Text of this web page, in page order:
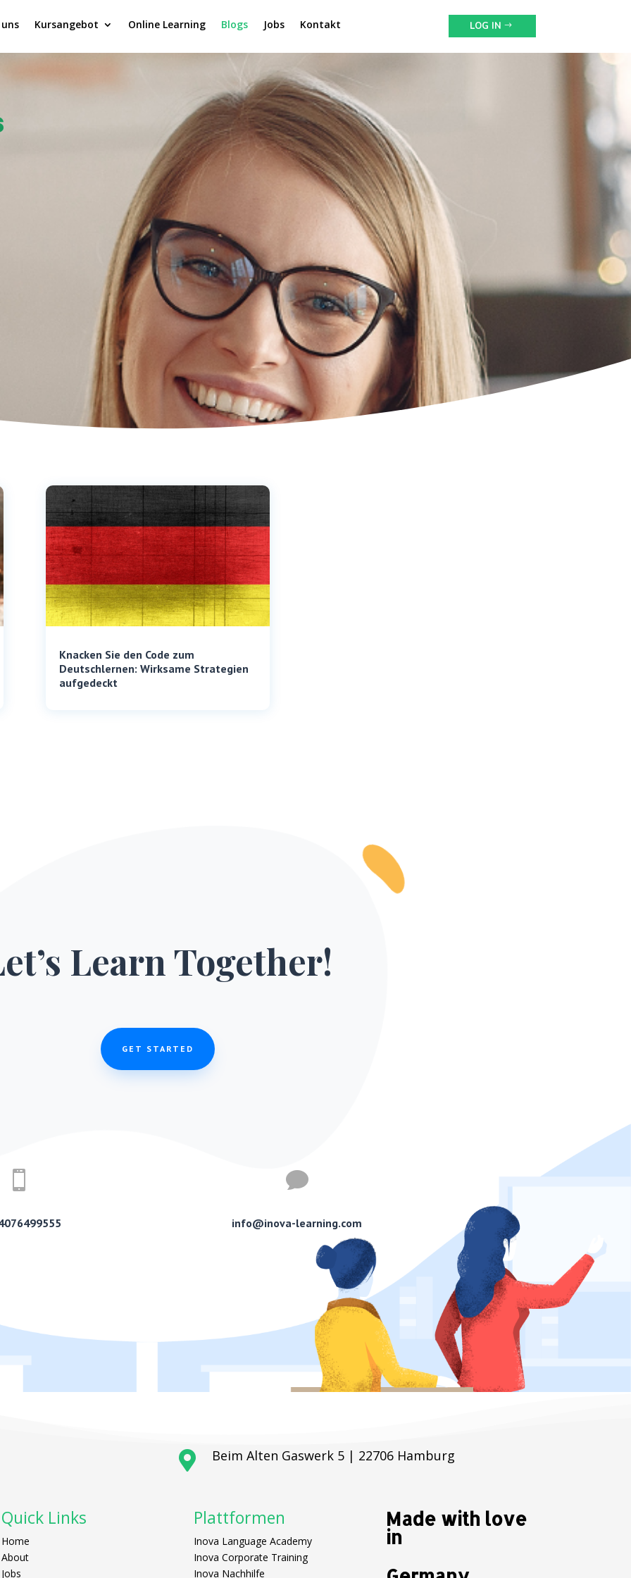
Kursangebot Online Learning Blogs Jobs Kontakt LOG IN
Knacken Sie den Code zum
Deutschlernen: Wirksame Strategien
aufgedeckt
Learn Together!
GET STARTED
 
info@inova-learning.com
 Beim Alten Gaswerk 5 | 22706 Hamburg
Quick Links
Home
About
Jobs
Plattformen
Inova Language Academy
Inova Corporate Training
Inova Nachhilfe
Made with love
in